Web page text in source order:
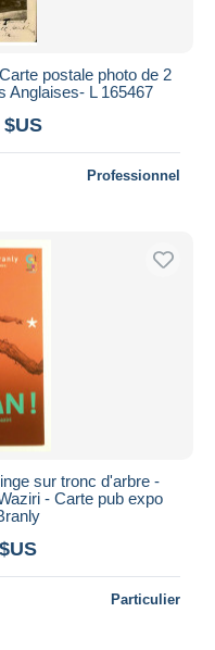
postale photo de 2
Anglaises- L 165467
Professionnel
sur tronc d'arbre -
- Carte pub expo
Particulier